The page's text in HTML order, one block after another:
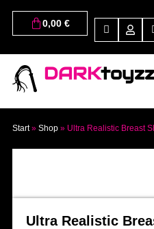
0,00 €
DARK
Start» Shop» Ultra Realistic Breast
Ultra Realistic